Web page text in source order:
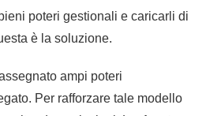
poteri gestionali e caricarli di
è la soluzione.
ampi poteri
Per rafforzare tale modello